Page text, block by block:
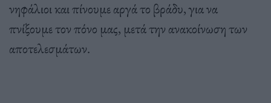
νηφάλιοι και πίνουμε αργά το βράδυ, για να
πνίξουμε τον πόνο μας, μετά την ανακοίνωση των
αποτελεσμάτων.